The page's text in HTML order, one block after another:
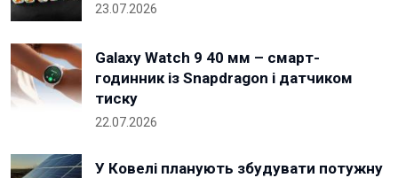
23.07.2026
Galaxy Watch 9 40 мм – смарт-
годинник із Snapdragon і датчиком
тиску
22.07.2026
У Ковелі планують збудувати потужну